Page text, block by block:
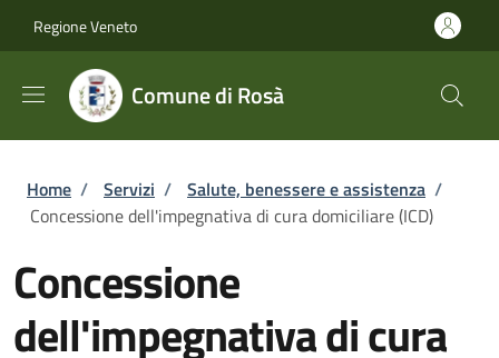
Regione Veneto
Comune di Rosà
Briciole di pane
Home / Servizi / Salute, benessere e assistenza /
Concessione dell'impegnativa di cura domiciliare (ICD)
Concessione
dell'impegnativa di cura